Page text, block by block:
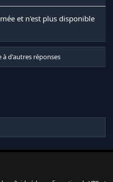
et n'est plus disponible
d'autres réponses